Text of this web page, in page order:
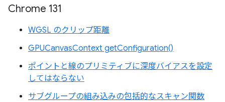
Chrome 131
WGSL のクリップ距離
GPUCanvasContext getConfiguration()
ポイントと線のプリミティブに深度バイアスを設定
してはならない
サブグループの組み込みの包括的なスキャン関数